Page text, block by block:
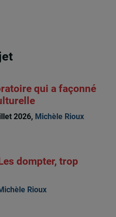
qui a façonné
2026, Michèle Rioux
dompter, trop
Rioux